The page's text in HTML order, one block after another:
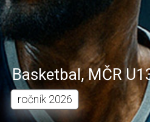
Basketbal,MČR
ročník 2026